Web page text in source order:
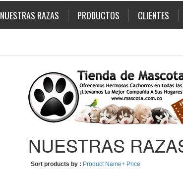
NUESTRAS RAZAS PRODUCTOS CLIENTES
NUESTRAS
Sort products by : Product Name+ Price